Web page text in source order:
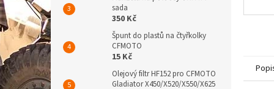
sada
350 Kč
Špunt do plastů na čtyřkolky
CFMOTO
15 Kč
Olejový filtr HF152 pro CFMOTO
Gladiator X450/X520/X550/X625